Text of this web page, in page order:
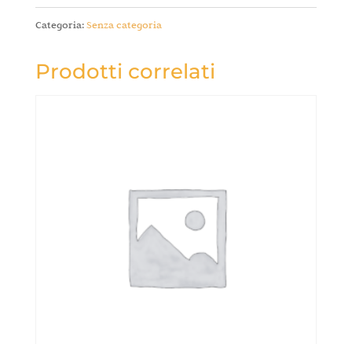
Categoria:Senza categoria
Prodotti correlati